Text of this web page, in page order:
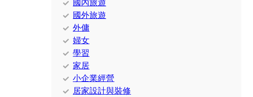
國內旅遊
國外旅遊
外傭
婦女
學習
家居
小企業經營
居家設計與裝修